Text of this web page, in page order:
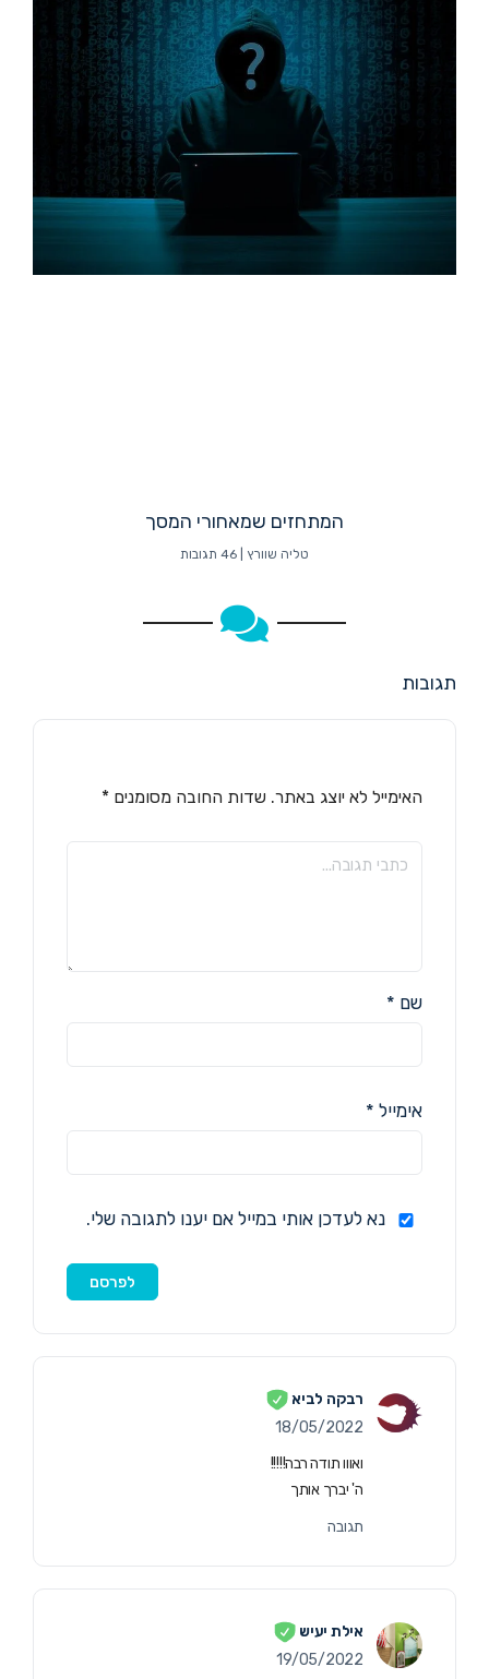
המתחזים שמאחורי המסך
טליה שוורץ
תגובות
האימייל לא יוצג באתר. שדות החובה מסומנים *
שם *
אימייל *
נא לעדכן אותי במייל אם יענו לתגובה שלי.
רבקה לביא
18/05/2022
ואווו תודה רבה!!!!!
ה' יברך אותך
תגובה
אילת יעיש
19/05/2022